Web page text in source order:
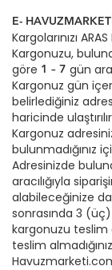
E-
Kargolarınızı
Kargonuzu,
göre 1 – 7 gün
Kargonuz gün
belirlediğiniz
haricinde
Kargonuz
bulunmadığınız
Adresinizde
aracılığıyla
alabileceğinize
sonrasında 3
kargonuzu teslim
teslim